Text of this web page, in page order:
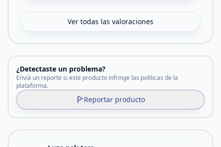
Ver todas las valoraciones
¿Detectaste un problema?
Enviá un reporte si este producto infringe las políticas de la
plataforma.
Reportar producto